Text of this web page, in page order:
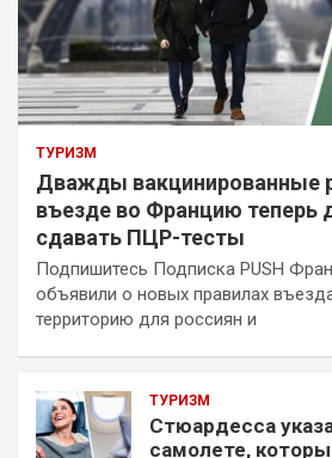
ТУРИЗМ
Дважды вакцинированные
въезде во Францию
сдавать ПЦР-тесты
Подпишитесь Подписка PUSH
объявили о новых правилах
территорию для россиян и
ТУРИЗМ
Стюардесса
самолете,